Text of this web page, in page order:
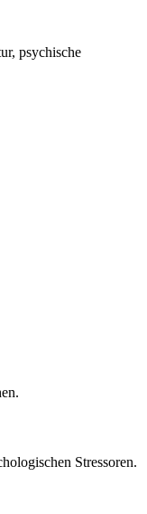
psychische
Stressoren.